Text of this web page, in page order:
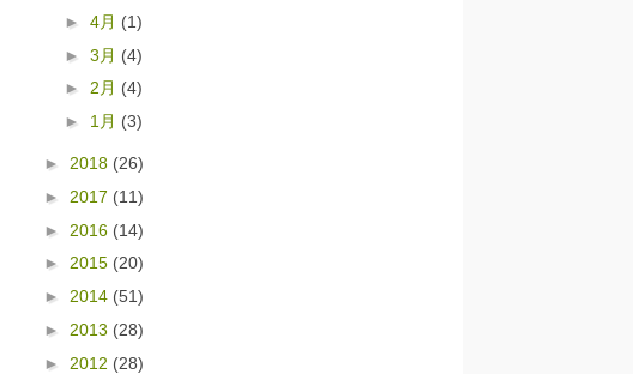
►4月 (1)
►3月 (4)
►2月 (4)
► 1月 (3)
► 2018 (26)
► 2017 (11)
► 2016 (14)
► 2015 (20)
► 2014 (51)
► 2013 (28)
► 2012 (28)